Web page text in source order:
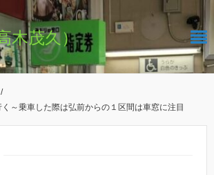
木茂久）
/
～乗車した際は弘前からの１区間は車窓に注目